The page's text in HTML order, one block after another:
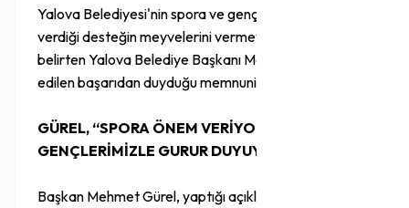
Yalova Belediyesi'nin spora ve genç yeteneklere
verdiği desteğin meyvelerini vermeye devam ettiğini
belirten Yalova Belediye Başkanı Mehmet Gürel, elde
edilen başarıdan duyduğu memnuniyeti dile getirdi.
GÜREL, “SPORA ÖNEM VERİYORUZ,
GENÇLERİMİZLE GURUR DUYUYORUZ”
Başkan Mehmet Gürel, yaptığı açıklamada Yalova